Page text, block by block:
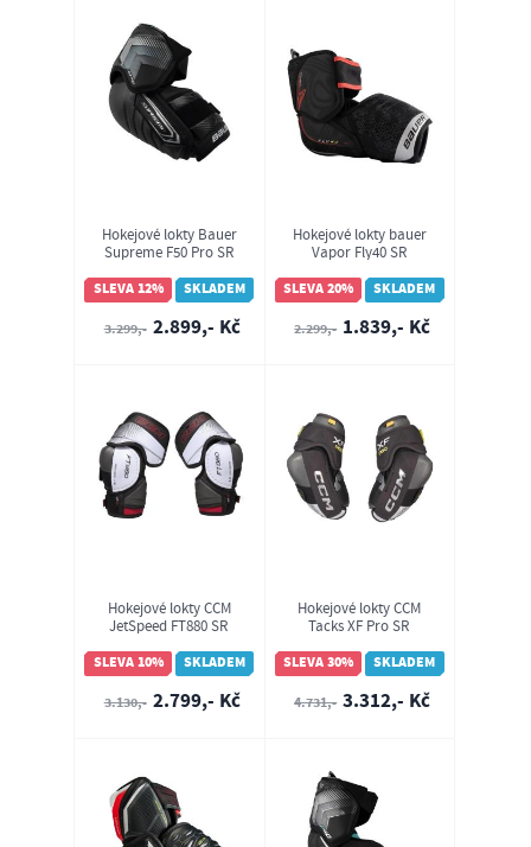
Hokejové lokty Bauer
Supreme F50 Pro SR
SLEVA 12%
SKLADEM
3.299,- 2.899,- Kč
Hokejové lokty bauer
Vapor Fly40 SR
SLEVA 20%
SKLADEM
2.299,- 1.839,- Kč
Hokejové lokty CCM
JetSpeed FT880 SR
SLEVA 10%
SKLADEM
3.130,- 2.799,- Kč
Hokejové lokty CCM
Tacks XF Pro SR
SLEVA 30%
SKLADEM
4.731,- 3.312,- Kč